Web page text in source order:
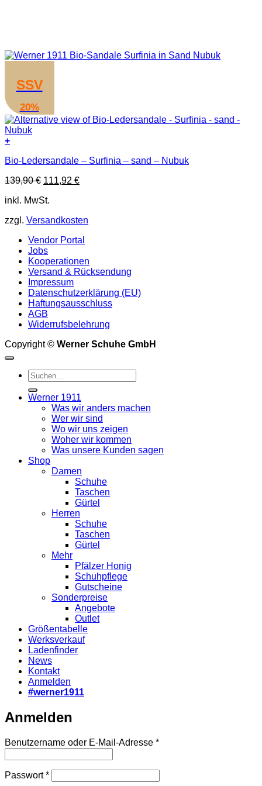
SSV
20%
+
Produkt
mehrere
auf.
Optionen
können
Produktseite
gewählt
werden
Bio-Ledersandale – Surfinia – sand – Nubuk
139,90€ Ursprünglicher
war:
111,92 €Aktueller
inkl. MwSt.
zzgl. Versandkosten
Vendor Portal
Jobs
Kooperationen
Versand & Rücksendung
Impressum
Datenschutzerklärung (EU)
Haftungsausschluss
AGB
Widerrufsbelehrung
Copyright © Werner Schuhe GmbH
Suche
nach:
Werner 1911
Was wir anders machen
Wer wir sind
Wo wir uns zeigen
Woher wir kommen
Was unsere Kunden sagen
Shop
Damen
Schuhe
Taschen
Gürtel
Herren
Schuhe
Taschen
Gürtel
Mehr
Pfälzer Honig
Schuhpflege
Gutscheine
Sonderpreise
Angebote
Outlet
Größentabelle
Werksverkauf
Ladenfinder
News
Kontakt
Anmelden
#werner1911
Anmelden
Benutzername oder E-Mail-Adresse *Erforderlich
Passwort*Erforderlich